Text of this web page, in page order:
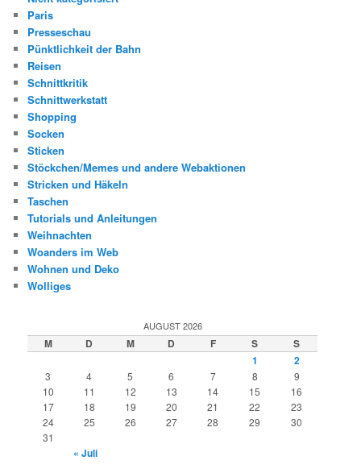
Paris
Presseschau
Pünktlichkeit der Bahn
Reisen
Schnittkritik
Schnittwerkstatt
Shopping
Socken
Sticken
Stöckchen/Memes und andere Webaktionen
Stricken und Häkeln
Taschen
Tutorials und Anleitungen
Weihnachten
Woanders im Web
Wohnen und Deko
Wolliges
AUGUST 2026
M D M D F S
S
1
2
3 4 5 6 7 8
9
10
11 12 13 14 15
16
17
18 19 20 21 22
23
24
25 26 27 28 29
30
31
« Juli